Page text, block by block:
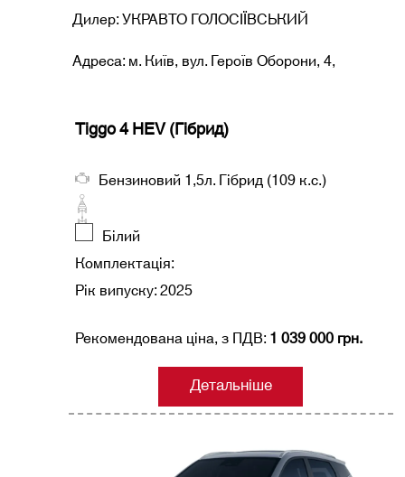
Дилер: УКРАВТО ГОЛОСІЇВСЬКИЙ
Адреса: м. Київ, вул. Героїв Оборони, 4,
Tiggo 4 HEV (Гібрид)
Бензиновий 1,5л. Гібрид (109 к.с.)
Білий
Комплектація:
Рік випуску: 2025
Рекомендована ціна, з ПДВ:1 039 000 грн.
Детальніше